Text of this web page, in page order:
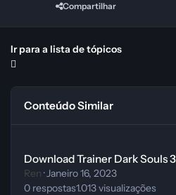
Compartilhar
Ir para a lista de tópicos
Conteúdo Similar
Download Trainer Dark Souls
Ren ·Janeiro 16, 2023
0 respostas1.013visualizações